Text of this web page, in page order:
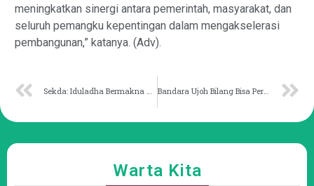
meningkatkan sinergi antara pemerintah, masyarakat, dan
seluruh pemangku kepentingan dalam mengakselerasi
pembangunan,” katanya. (Adv).
Sekda: Iduladha Bermakna Keagamaan dan Sosial Bandara Ujoh Bilang Bisa Permudah Masuknya Investasi
Warta Kita